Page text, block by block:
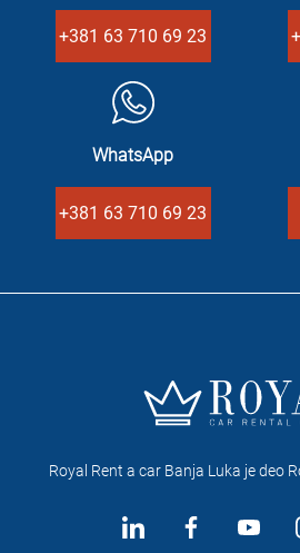
+381 63 710 69 23
WhatsApp
+381 63 710 69 23
Royal Rent a car Banja Luka je deo